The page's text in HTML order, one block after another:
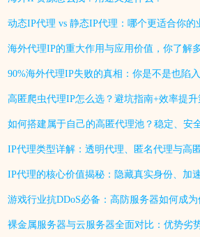
动态IP代理 vs 静态IP代理：哪个更适合你的
海外代理IP的重大作用与应用价值，你了解
90%海外代理IP失败的真相：你是不是也陷
高匿爬虫代理IP怎么选？避坑指南+效率提升
如何搭建属于自己的高匿代理池？稳定、安
IP代理类型详解：透明代理、匿名代理与高
IP代理的核心价值揭秘：隐藏真实身份、加
游戏行业抗DDoS必备：高防服务器如何成
裸金属服务器与云服务器全面对比：优势劣